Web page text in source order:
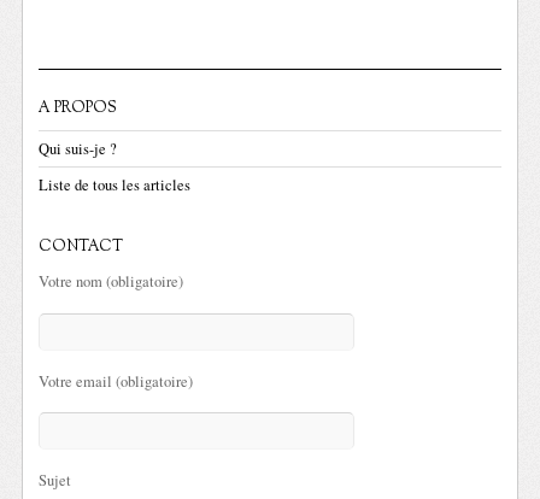
A PROPOS
Qui suis-je ?
Liste de tous les articles
CONTACT
Votre nom (obligatoire)
Votre email (obligatoire)
Sujet